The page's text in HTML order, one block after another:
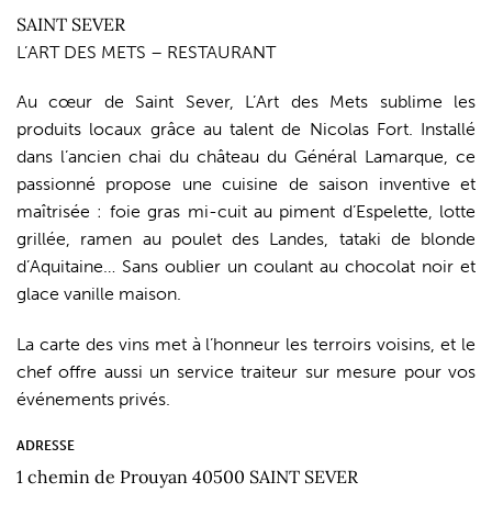
SAINT SEVER
L’ART DES METS – RESTAURANT
Au cœur de Saint Sever, L’Art des Mets sublime les
produits locaux grâce au talent de Nicolas Fort. Installé
dans l’ancien chai du château du Général Lamarque, ce
passionné propose une cuisine de saison inventive et
maîtrisée : foie gras mi-cuit au piment d’Espelette, lotte
grillée, ramen au poulet des Landes, tataki de blonde
d’Aquitaine… Sans oublier un coulant au chocolat noir et
glace vanille maison.
La carte des vins met à l’honneur les terroirs voisins, et le
chef offre aussi un service traiteur sur mesure pour vos
événements privés.
ADRESSE
1 chemin de Prouyan 40500 SAINT SEVER